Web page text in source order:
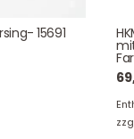
15691